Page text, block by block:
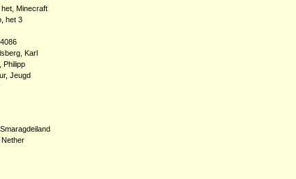
, Minecraft
het3
Karl
Philipp
, Jeugd